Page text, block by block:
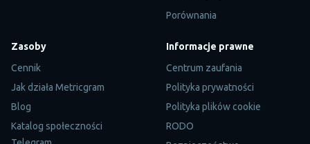
Porównania
Zasoby
Cennik
Jak działa Metricgram
Blog
Katalog społeczności
Informacje prawne
Centrum zaufania
Polityka prywatności
Polityka plików cookie
RODO